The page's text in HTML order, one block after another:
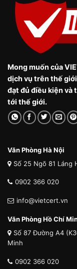
Mong muốn của
dịch vụ trên thế
đạt đủ điều kiện và
tới thế giới.
Văn Phòng Hà Nội
Số 25 Ngõ 81 Láng
0902 366 020
info@vietcert.vn
Văn Phòng Hồ Chí
Số 87 Đường A4
Minh
0902 366 020